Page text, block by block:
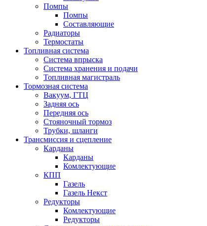
Помпы
Помпы
Составляющие
Радиаторы
Термостаты
Топливная система
Система впрыска
Система хранения и подачи
Топливная магистраль
Тормозная система
Вакуум, ГТЦ
Задняя ось
Передняя ось
Стояночный тормоз
Трубки, шланги
Трансмиссия и сцепление
Карданы
Карданы
Комлектующие
КПП
Газель
Газель Некст
Редукторы
Комлектующие
Редукторы